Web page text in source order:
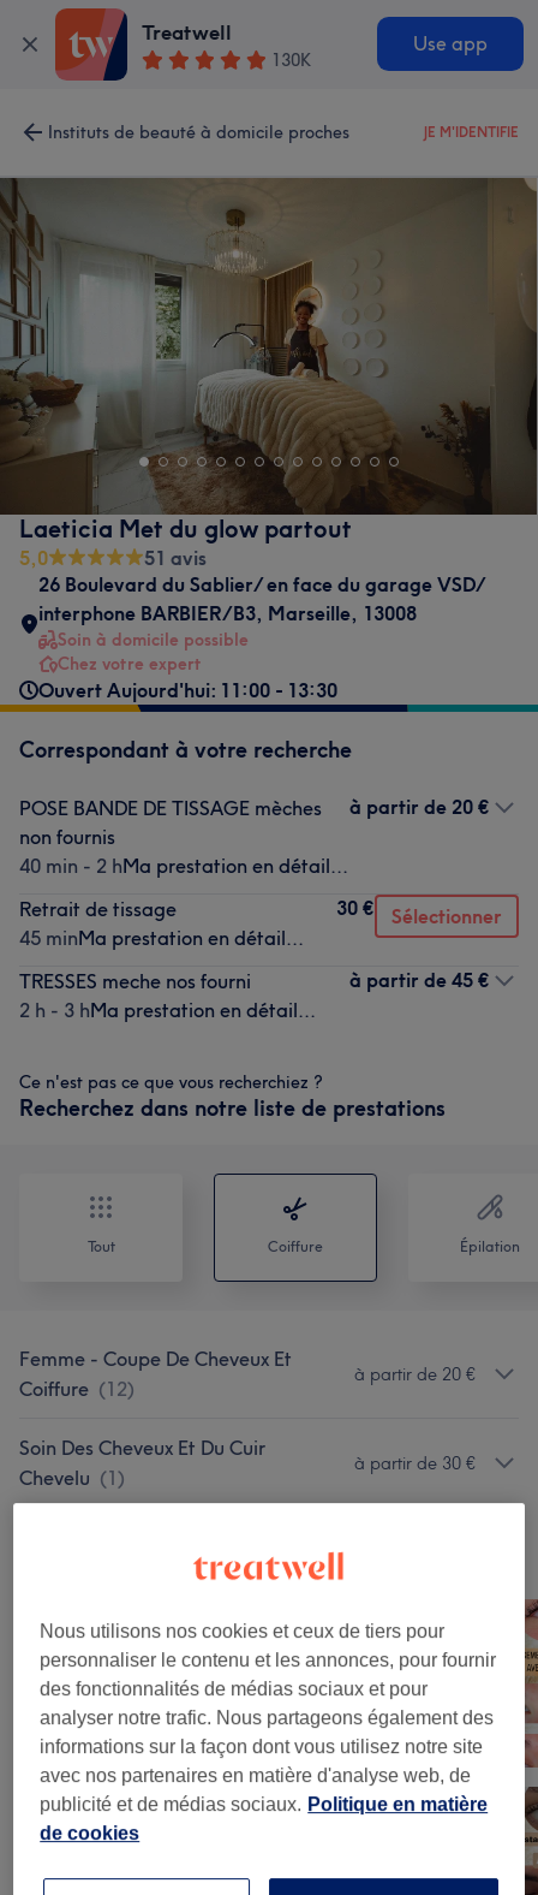
Treatwell
130K
Use app
Instituts de beauté à domicile proches JE M'IDENTIFIE
Laeticia Met du glow partout
5,0
51 avis
26 Boulevard du Sablier/ en face du garage VSD/
interphone BARBIER/B3, Marseille, 13008
Soin à domicile possible
Chez votre expert
Ouvert Aujourd'hui: 11:00 - 13:30
Correspondant à votre recherche
POSE BANDE DE TISSAGE mèches
non fournis
40 min - 2 hMa prestation en détail...
à partir de 20 €
Retrait de tissage
45 minMa prestation en détail...
30 € Sélectionner
TRESSES meche nos fourni
2 h - 3 hMa prestation en détail...
à partir de 45 €
Ce n'est pas ce que vous recherchiez ?
Recherchez dans notre liste de prestations
Tout Coiffure Épilation
Femme - Coupe De Cheveux Et
Coiffure (12)
à partir de 20 €
Soin Des Cheveux Et Du Cuir
Chevelu (1)
à partir de 30 €
Appuyez sur l'image pour voir plus de détails
Nous utilisons nos cookies et ceux de tiers pour
personnaliser le contenu et les annonces, pour fournir
des fonctionnalités de médias sociaux et pour
analyser notre trafic. Nous partageons également des
informations sur la façon dont vous utilisez notre site
avec nos partenaires en matière d'analyse web, de
publicité et de médias sociaux. Politique en matière
de cookies